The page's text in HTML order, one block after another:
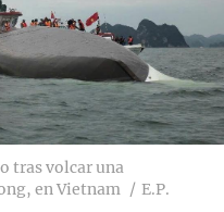
tras volcar una
en Vietnam
E.P.